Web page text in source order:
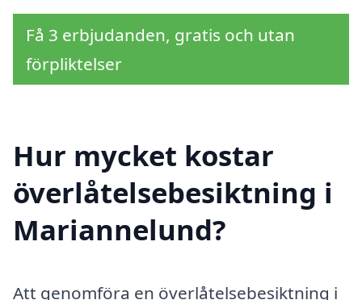
Få 3 erbjudanden, gratis och utan
förpliktelser
Hur mycket kostar
överlåtelsebesiktning i
Mariannelund?
Att genomföra en överlåtelsebesiktning i